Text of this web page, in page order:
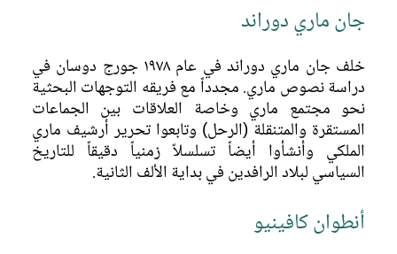
جان ماري دوراند
خلف جان ماري دوراند في عام ١٩٧٨ جورج دوسان في
دراسة نصوص ماري. مجدداً مع فريقه التوجهات البحثية
نحو مجتمع ماري وخاصة العلاقات بين الجماعات
المستقرة والمتنقلة (الرحل) وتابعوا تحرير أرشيف ماري
الملكي وأنشأوا أيضاً تسلسلاً زمنياً دقيقاً للتاريخ
السياسي لبلاد الرافدين في بداية الألف الثانية.
أنطوان كافينيو